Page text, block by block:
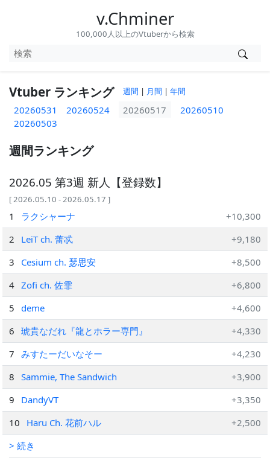
v.Chminer
100,000人以上のVtuberから検索
Vtuber ランキング 週間 | 月間 | 年間
20260531 20260524 20260517
20260510
20260503
週間ランキング
2026.05 第3週 新人【登録数】
[ 2026.05.10 - 2026.05.17 ]
1 ラクシャーナ
+10,300
2
LeiT ch. 蕾忒
+9,180
3
Cesium ch. 瑟思安
+8,500
4 Zofi ch. 佐霏
+6,800
5
deme
+4,600
6
琥貴なだれ『龍とホラー専門』
+4,330
7
みすたーだいなそー
+4,230
8
Sammie, The Sandwich
+3,900
9
DandyVT
+3,350
10
Haru Ch. 花前ハル
+2,500
> 続き